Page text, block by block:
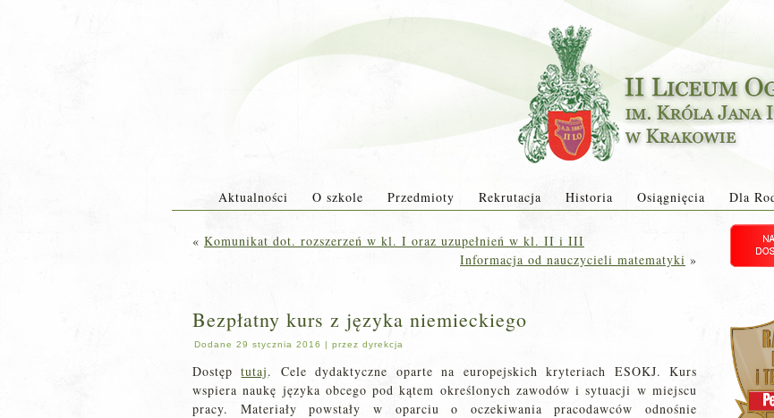
Aktualności O szkole Przedmioty Rekrutacja Historia Osiągnięcia Dla
« Komunikat dot. rozszerzeń w kl. I oraz uzupełnień w kl. II i III
Informacja od nauczycieli matematyki »
Bezpłatny kurs z języka niemieckiego
Dodane 29 stycznia 2016 | przez dyrekcja
Dostęptutaj. Cele dydaktyczne oparte na europejskich kryteriach ESOKJ. Kurs
wspiera naukę języka obcego pod kątem określonych zawodów i sytuacji w miejscu
pracy. Materiały powstały w oparciu o oczekiwania pracodawców odnośnie